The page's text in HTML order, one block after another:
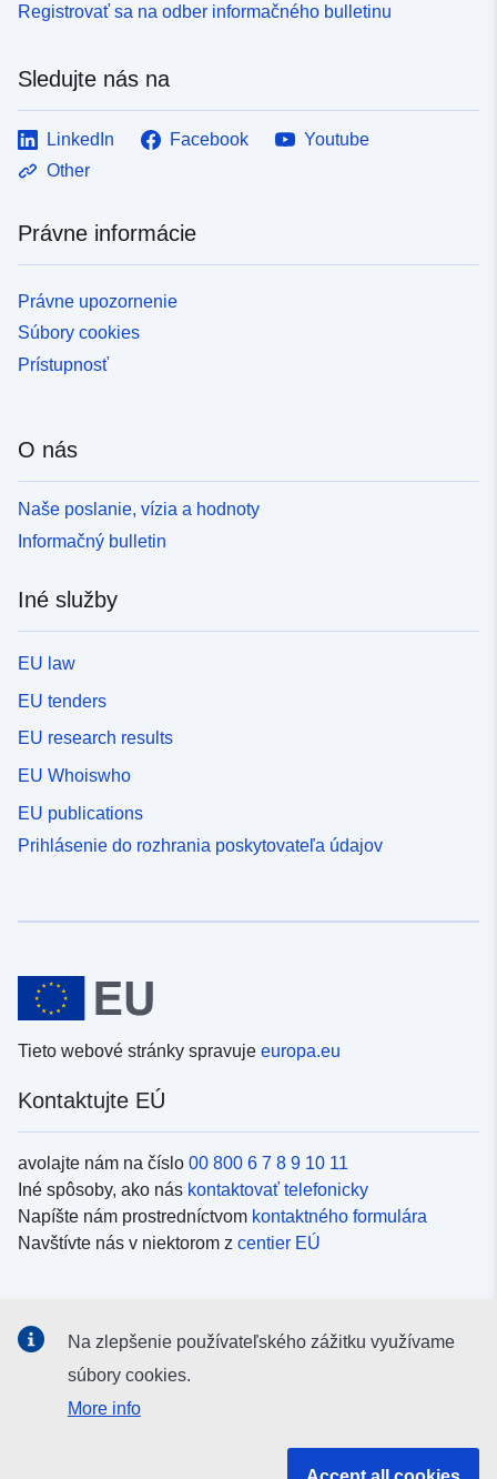
Registrovať sa na odber informačného bulletinu
Sledujte nás na
LinkedIn Facebook
Youtube
Other
Právne informácie
Právne upozornenie
Súbory cookies
Prístupnosť
O nás
Naše poslanie, vízia a hodnoty
Informačný bulletin
Iné služby
EU law
EU tenders
EU research results
EU Whoiswho
EU publications
Prihlásenie do rozhrania poskytovateľa údajov
Tieto webové stránky spravuje europa.eu
Kontaktujte EÚ
avolajte nám na číslo 00 800 6 7 8 9 10 11
Iné spôsoby, ako nás kontaktovať telefonicky
Napíšte nám prostredníctvom kontaktného formulára
Navštívte nás v niektorom z centier EÚ
Kanály EÚ nasociálnych médiách
Na zlepšenie používateľského zážitku využívame
súbory cookies.
More info